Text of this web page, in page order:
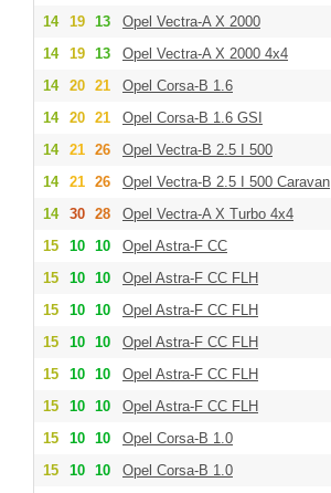
14
19 13 Opel Vectra-A X 2000
14
19 13 Opel Vectra-A X 2000 4x4
14
20 21 Opel Corsa-B 1.6
14
20 21 Opel Corsa-B 1.6 GSI
14
21 26 Opel Vectra-B 2.5 I 500
14
21 26 Opel Vectra-B 2.5 I 500 Caravan
14
30 28 Opel Vectra-A X Turbo 4x4
15
10 10 Opel Astra-F CC
15
10 10 Opel Astra-F CC FLH
15
10 10 Opel Astra-F CC FLH
15
10 10 Opel Astra-F CC FLH
15
10 10 Opel Astra-F CC FLH
15
10 10 Opel Astra-F CC FLH
15
10 10 Opel Corsa-B 1.0
15
10 10 Opel Corsa-B 1.0